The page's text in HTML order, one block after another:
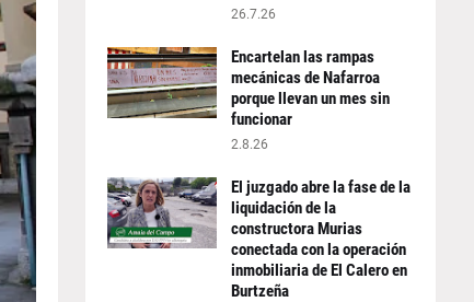
26.7.26
Encartelan las rampas
mecánicas de Nafarroa
porque llevan un mes sin
funcionar
2.8.26
El juzgado abre la fase de la
liquidación de la
constructora Murias
conectada con la operación
inmobiliaria de El Calero en
Burtzeña